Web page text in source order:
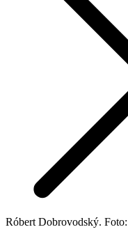
Róbert Dobrovodský.